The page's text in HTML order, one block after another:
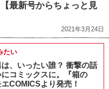
最新号からちょっと見
2021年3月24日
たい
、いったい誰？ 衝撃の話
コミックスに。『箱の
COMICSより発売！